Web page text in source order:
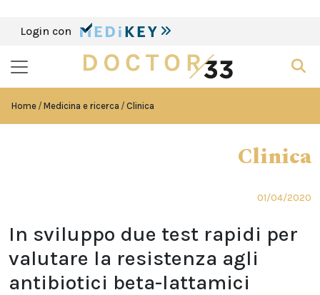
Login con
Home Medicina e ricerca Clinica
Clinica
01/04/2020
In sviluppo due test rapidi per
valutare la resistenza agli
antibiotici beta-lattamici